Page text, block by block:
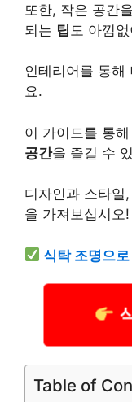
또한, 작은 공간
되는 팁 도 아낌
인테리어를 통해
요.
이 가이드를 통
공간을 즐길 수
디자인과 스타일
을 가져보십시오!
식탁 조명으
Table of